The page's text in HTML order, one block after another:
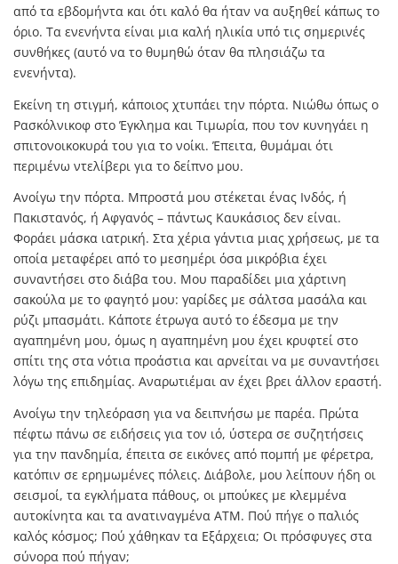
από τα εβδομήντα και ότι καλό θα ήταν να αυξηθεί κάπως το
όριο. Τα ενενήντα είναι μια καλή ηλικία υπό τις σημερινές
συνθήκες (αυτό να το θυμηθώ όταν θα πλησιάζω τα
ενενήντα).
Εκείνη τη στιγμή, κάποιος χτυπάει την πόρτα. Νιώθω όπως ο
Ρασκόλνικοφ στο Έγκλημα και Τιμωρία, που τον κυνηγάει η
σπιτονοικοκυρά του για το νοίκι. Έπειτα, θυμάμαι ότι
περιμένω ντελίβερι για το δείπνο μου.
Ανοίγω την πόρτα. Μπροστά μου στέκεται ένας Ινδός, ή
Πακιστανός, ή Αφγανός – πάντως Καυκάσιος δεν είναι.
Φοράει μάσκα ιατρική. Στα χέρια γάντια μιας χρήσεως, με τα
οποία μεταφέρει από το μεσημέρι όσα μικρόβια έχει
συναντήσει στο διάβα του. Μου παραδίδει μια χάρτινη
σακούλα με το φαγητό μου: γαρίδες με σάλτσα μασάλα και
ρύζι μπασμάτι. Κάποτε έτρωγα αυτό το έδεσμα με την
αγαπημένη μου, όμως η αγαπημένη μου έχει κρυφτεί στο
σπίτι της στα νότια προάστια και αρνείται να με συναντήσει
λόγω της επιδημίας. Αναρωτιέμαι αν έχει βρει άλλον εραστή.
Ανοίγω την τηλεόραση για να δειπνήσω με παρέα. Πρώτα
πέφτω πάνω σε ειδήσεις για τον ιό, ύστερα σε συζητήσεις
για την πανδημία, έπειτα σε εικόνες από πομπή με φέρετρα,
κατόπιν σε ερημωμένες πόλεις. Διάβολε, μου λείπουν ήδη οι
σεισμοί, τα εγκλήματα πάθους, οι μπούκες με κλεμμένα
αυτοκίνητα και τα ανατιναγμένα ΑΤΜ. Πού πήγε ο παλιός
καλός κόσμος; Πού χάθηκαν τα Εξάρχεια; Οι πρόσφυγες στα
σύνορα πού πήγαν;